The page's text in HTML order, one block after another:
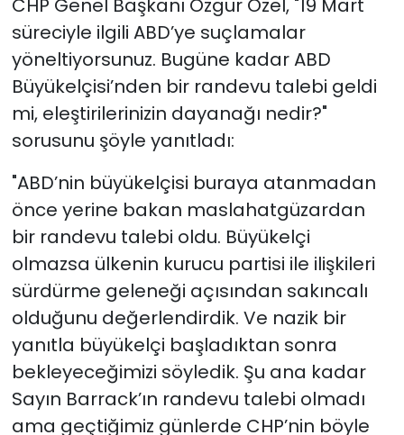
süreciyle ilgili ABD’ye suçlamalar
yöneltiyorsunuz. Bugüne kadar ABD
Büyükelçisi’nden bir randevu talebi geldi
mi, eleştirilerinizin dayanağı nedir?"
sorusunu şöyle yanıtladı:
"ABD’nin büyükelçisi buraya atanmadan
önce yerine bakan maslahatgüzardan
bir randevu talebi oldu. Büyükelçi
olmazsa ülkenin kurucu partisi ile ilişkileri
sürdürme geleneği açısından sakıncalı
olduğunu değerlendirdik. Ve nazik bir
yanıtla büyükelçi başladıktan sonra
bekleyeceğimizi söyledik. Şu ana kadar
Sayın Barrack’ın randevu talebi olmadı
ama geçtiğimiz günlerde CHP’nin böyle